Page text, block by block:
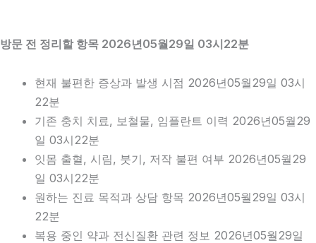
방문 전 정리할 항목 2026년05월29일 03시22분
현재 불편한 증상과 발생 시점 2026년05월29일 03시
22분
기존 충치 치료, 보철물, 임플란트 이력 2026년05월29
일 03시22분
잇몸 출혈, 시림, 붓기, 저작 불편 여부 2026년05월29
일 03시22분
원하는 진료 목적과 상담 항목 2026년05월29일 03시
22분
복용 중인 약과 전신질환 관련 정보 2026년05월29일